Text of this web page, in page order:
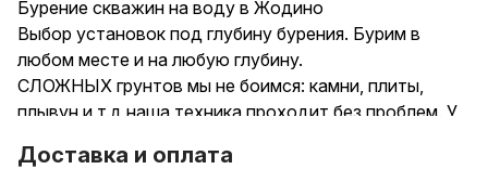
Бурение скважин на воду в Жодино
Выбор установок под глубину бурения. Бурим в
любом месте и на любую глубину.
СЛОЖНЫХ грунтов мы не боимся: камни, плиты,
плывун и т.д наша техника проходит без проблем. У
коронки для сверхтвердых пород.
Доставка и оплата